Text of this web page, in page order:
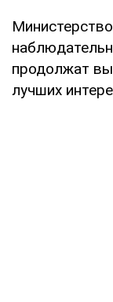
продолжат
лучших